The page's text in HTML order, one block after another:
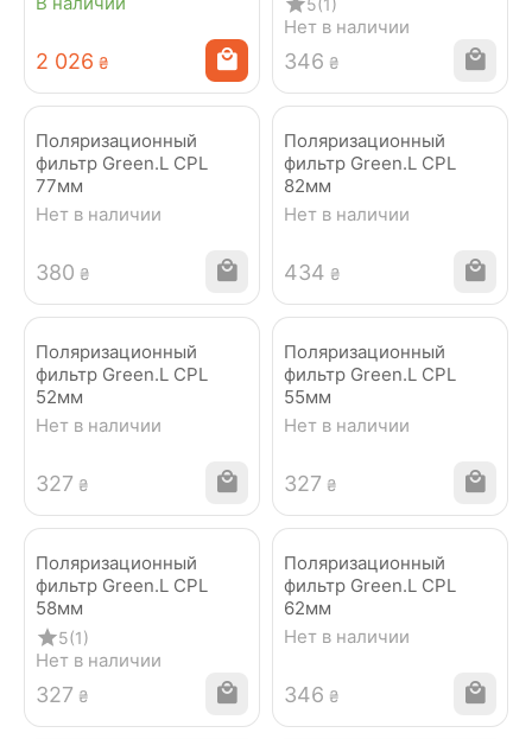
2 026 ₴
Нет в наличии
‍346‍ ₴
Поляризационный
фильтр Green.L CPL
77мм
Нет в наличии
‍380‍ ₴
Поляризационный
фильтр Green.L CPL
82мм
Нет в наличии
‍434‍ ₴
Поляризационный
фильтр Green.L CPL
52мм
Нет в наличии
‍327‍ ₴
Поляризационный
фильтр Green.L CPL
55мм
Нет в наличии
‍327‍ ₴
Поляризационный
фильтр Green.L CPL
58мм
5(1)
Нет в наличии
‍327‍ ₴
Поляризационный
фильтр Green.L CPL
62мм
Нет в наличии
‍346‍ ₴